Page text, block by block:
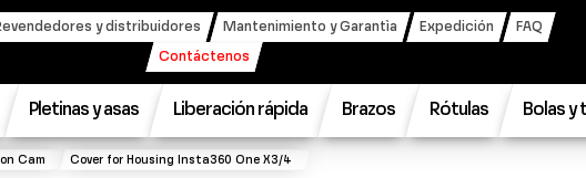
y distribuidores Mantenimiento y Garantìa Expedición FAQ
Contáctenos
Pletinas y asas Liberación rápida Brazos Rótulas Bolas y
Cam Cover for Housing Insta360 One X3/4